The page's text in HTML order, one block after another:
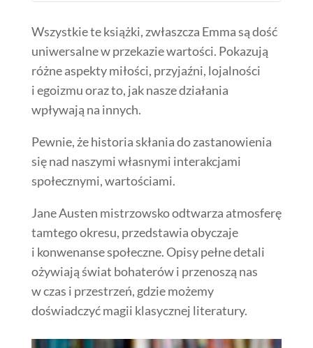
Wszystkie te książki, zwłaszcza Emma są dość
uniwersalne w przekazie wartości. Pokazują
różne aspekty miłości, przyjaźni, lojalności
i egoizmu oraz to, jak nasze działania
wpływają na innych.
Pewnie, że historia skłania do zastanowienia
się nad naszymi własnymi interakcjami
społecznymi, wartościami.
Jane Austen mistrzowsko odtwarza atmosferę
tamtego okresu, przedstawia obyczaje
i konwenanse społeczne. Opisy pełne detali
ożywiają świat bohaterów i przenoszą nas
w czas i przestrzeń, gdzie możemy
doświadczyć magii klasycznej literatury.